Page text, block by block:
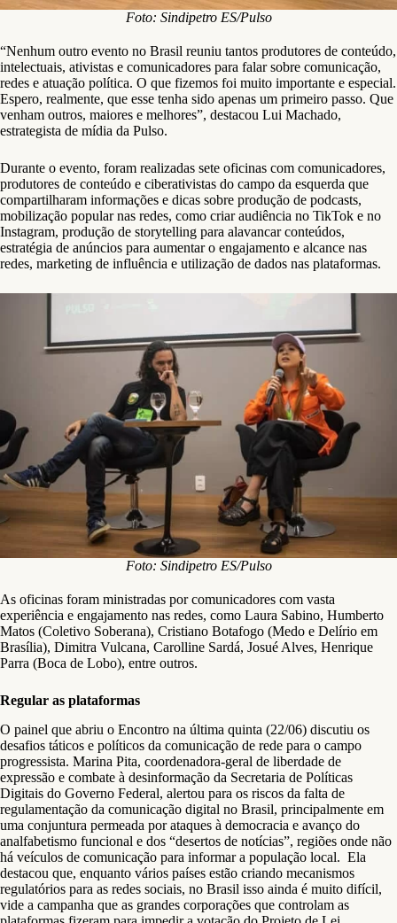
Foto: Sindipetro ES/Pulso
“Nenhum outro evento no Brasil reuniu tantos produtores de conteúdo,
intelectuais, ativistas e comunicadores para falar sobre comunicação,
redes e atuação política. O que fizemos foi muito importante e especial.
Espero, realmente, que esse tenha sido apenas um primeiro passo. Que
venham outros, maiores e melhores”, destacou Lui Machado,
estrategista de mídia da Pulso.
Durante o evento, foram realizadas sete oficinas com comunicadores,
produtores de conteúdo e ciberativistas do campo da esquerda que
compartilharam informações e dicas sobre produção de podcasts,
mobilização popular nas redes, como criar audiência no TikTok e no
Instagram, produção de storytelling para alavancar conteúdos,
estratégia de anúncios para aumentar o engajamento e alcance nas
redes, marketing de influência e utilização de dados nas plataformas.
Foto: Sindipetro ES/Pulso
As oficinas foram ministradas por comunicadores com vasta
experiência e engajamento nas redes, como Laura Sabino, Humberto
Matos (Coletivo Soberana), Cristiano Botafogo (Medo e Delírio em
Brasília), Dimitra Vulcana, Carolline Sardá, Josué Alves, Henrique
Parra (Boca de Lobo), entre outros.
Regular as plataformas
O painel que abriu o Encontro na última quinta (22/06) discutiu os
desafios táticos e políticos da comunicação de rede para o campo
progressista. Marina Pita, coordenadora-geral de liberdade de
expressão e combate à desinformação da Secretaria de Políticas
Digitais do Governo Federal, alertou para os riscos da falta de
regulamentação da comunicação digital no Brasil, principalmente em
uma conjuntura permeada por ataques à democracia e avanço do
analfabetismo funcional e dos “desertos de notícias”, regiões onde não
há veículos de comunicação para informar a população local. Ela
destacou que, enquanto vários países estão criando mecanismos
regulatórios para as redes sociais, no Brasil isso ainda é muito difícil,
vide a campanha que as grandes corporações que controlam as